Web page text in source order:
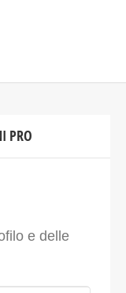
PRO
e delle